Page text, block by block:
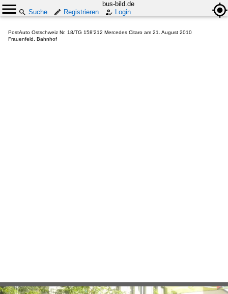
bus-bild.de
Suche
Registrieren Login
PostAuto Ostschweiz Nr. 18/TG 158'212 Mercedes Citaro am 21. August 2010
Frauenfeld, Bahnhof